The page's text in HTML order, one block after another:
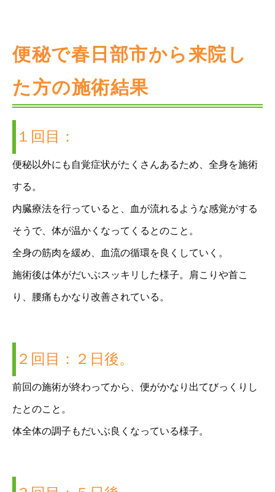
便秘で春日部市から来院し
た方の施術結果
１回目：
便秘以外にも自覚症状がたくさんあるため、全身を施術
する。
内臓療法を行っていると、血が流れるような感覚がする
そうで、体が温かくなってくるとのこと。
全身の筋肉を緩め、血流の循環を良くしていく。
施術後は体がだいぶスッキリした様子。肩こりや首こ
り、腰痛もかなり改善されている。
２回目：２日後。
前回の施術が終わってから、便がかなり出てびっくりし
たとのこと。
体全体の調子もだいぶ良くなっている様子。